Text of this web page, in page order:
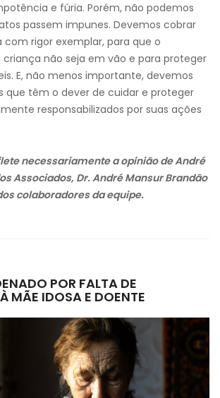
e fúria. Porém, não podemos
passem impunes. Devemos cobrar
com rigor exemplar, para que o
não seja em vão e para proteger
E, não menos importante, devemos
que têm o dever de cuidar e proteger
responsabilizados por suas ações
necessariamente a opinião de André
Associados, Dr. André Mansur Brandão
colaboradores da equipe.
POR FALTA DE
MÃE IDOSA E DOENTE